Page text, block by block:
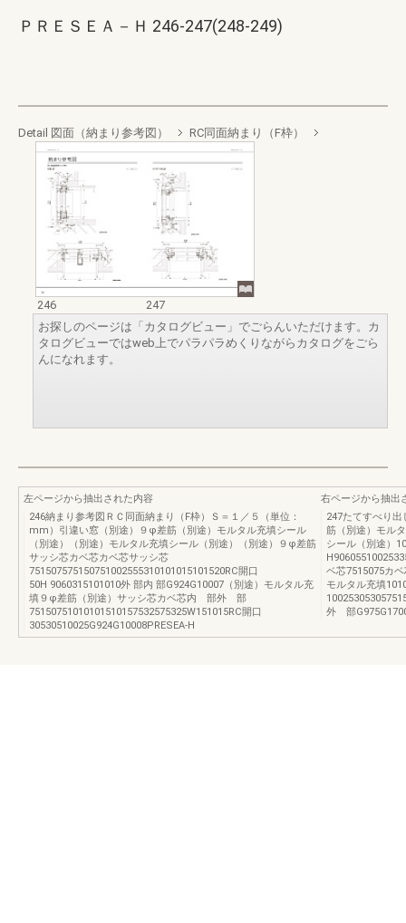
ＰＲＥＳＥＡ－Ｈ 246-247(248-249)
Detail 図面（納まり参考図） RC同面納まり（F枠）
246
247
お探しのページは「カタログビュー」でごらんいただけます。カ
タログビューではweb上でパラパラめくりながらカタログをごら
んになれます。
左ページから抽出された内容
246納まり参考図ＲＣ同面納まり（F枠）Ｓ＝１／５（単位：
mm）引違い窓（別途）９φ差筋（別途）モルタル充填シール
（別途）（別途）モルタル充填シール（別途）（別途）９φ差筋
サッシ芯カベ芯カベ芯サッシ芯
751507575150751002555310101015101520RC開口
50H 9060315101010外 部内 部G924G10007（別途）モルタル充
填９φ差筋（別途）サッシ芯カベ芯内 部外 部
75150751010101510157532575325W151015RC開口
30530510025G924G10008PRESEA-H
右ページから抽出
247たてすべり
筋（別途）モル
シール（別途）
ベ芯7515075カ
モルタル充填
外 部